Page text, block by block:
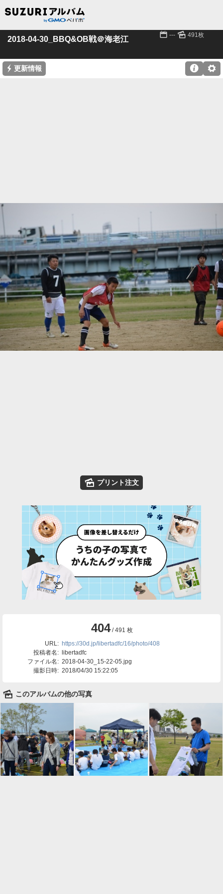
2018-04-30_BBQ&OB戦＠海老江 📅 --- 🌄 491枚
⚡ 更新情報 ⚙

🌄 プリント注文
404/ 491 枚
URL: https://30d.jp/libertadfc/16/photo/408
投稿者名: libertadfc
ファイル名: 2018-04-30_15-22-05.jpg
撮影日時: 2018/04/30 15:22:05
🌄 このアルバムの他の写真